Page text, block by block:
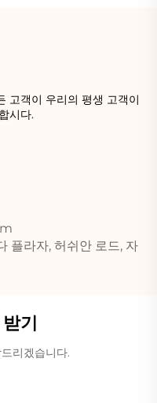
고객이 우리의 평생 고객이
시다.
플라자, 허쉬안 로드, 자
기
리겠습니다.